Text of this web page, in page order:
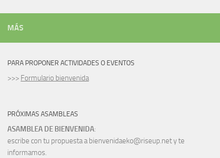
MÁS
PARA PROPONER ACTIVIDADES O EVENTOS
>>> Formulario bienvenida
PRÓXIMAS ASAMBLEAS
ASAMBLEA DE BIENVENIDA:
escribe con tu propuesta a bienvenidaeko@riseup.net y te
informamos.